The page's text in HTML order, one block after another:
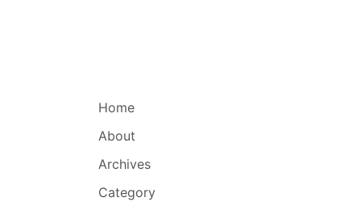
Home
About
Archives
Category